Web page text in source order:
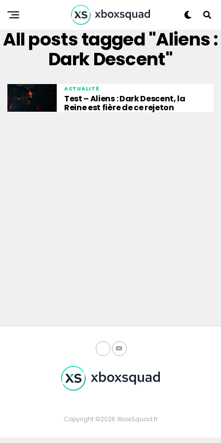
All posts tagged "Aliens :
Dark Descent"
ACTUALITÉ
Test – Aliens : Dark Descent, la
Reine est fière de ce rejeton
Copyright ©2026 XboxSquad.fr